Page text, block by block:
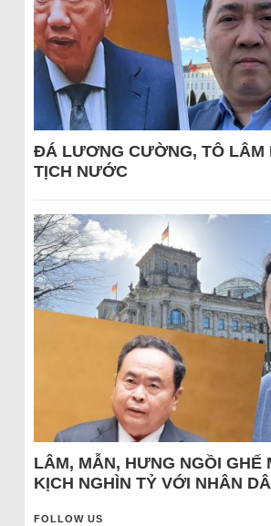
ĐÁ LƯƠNG CƯỜNG, TÔ LÂM
TỊCH NƯỚC
LÂM, MẪN, HƯNG NGỒI GHẾ
KỊCH NGHÌN TỶ VỚI NHÂN
FOLLOW US